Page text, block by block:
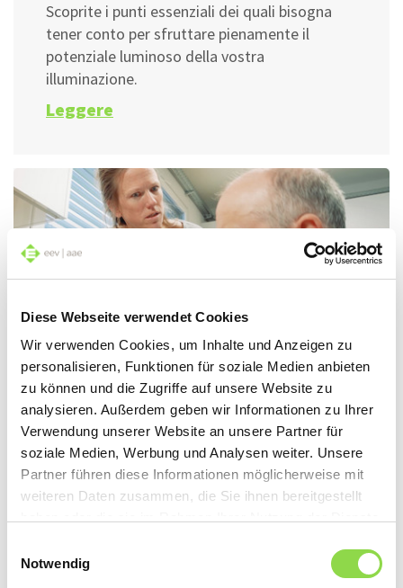
Diese Webseite verwendet Cookies
Wir verwenden Cookies, um Inhalte und Anzeigen zu
personalisieren, Funktionen für soziale Medien anbieten
zu können und die Zugriffe auf unsere Website zu
analysieren. Außerdem geben wir Informationen zu Ihrer
Verwendung unserer Website an unsere Partner für
soziale Medien, Werbung und Analysen weiter. Unsere
Partner führen diese Informationen möglicherweise mit
weiteren Daten zusammen, die Sie ihnen bereitgestellt
Notwendig
Scoprite i punti essenziali dei quali bisogna
tener conto per sfruttare pienamente il
potenziale luminoso della vostra
illuminazione.
Leggere
Lifestyle
Modelli esclusivi ELITE
Prima che un «tanto ci sta» diventi un
problema, chiedetre consiglio al vostro
elettricista.
Leggere